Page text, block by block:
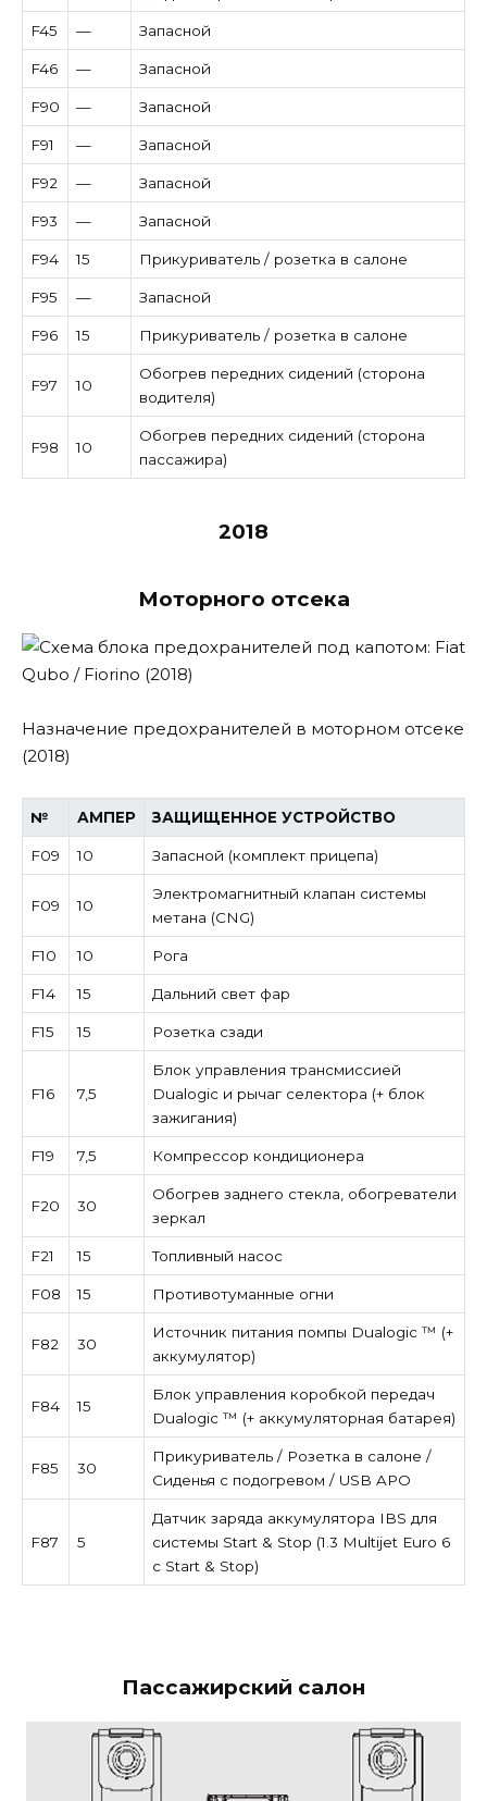
F45 — Запасной
F46 — Запасной
F90 — Запасной
F91 — Запасной
F92 — Запасной
F93 — Запасной
F94 15 Прикуриватель / розетка в салоне
F95 — Запасной
F96 15 Прикуриватель / розетка в салоне
F97 10
Обогрев передних сидений (сторона
водителя)
F98 10
Обогрев передних сидений (сторона
пассажира)
2018
Моторного отсека
Назначение предохранителей в моторном отсеке
(2018)
№ АМПЕР ЗАЩИЩЕННОЕ УСТРОЙСТВО
F09 10 Запасной (комплект прицепа)
F09 10
Электромагнитный клапан системы
метана (CNG)
F10 10 Рога
F14 15 Дальний свет фар
F15 15 Розетка сзади
F16 7,5
Блок управления трансмиссией
Dualogic и рычаг селектора (+ блок
зажигания)
F19 7,5 Компрессор кондиционера
F20 30
Обогрев заднего стекла, обогреватели
зеркал
F21 15 Топливный насос
F08 15 Противотуманные огни
F82 30
Источник питания помпы Dualogic ™ (+
аккумулятор)
F84 15
Блок управления коробкой передач
Dualogic ™ (+ аккумуляторная батарея)
F85 30
Прикуриватель / Розетка в салоне /
Сиденья с подогревом / USB APO
F87 5
Датчик заряда аккумулятора IBS для
системы Start & Stop (1.3 Multijet Euro 6
с Start & Stop)
Пассажирский салон